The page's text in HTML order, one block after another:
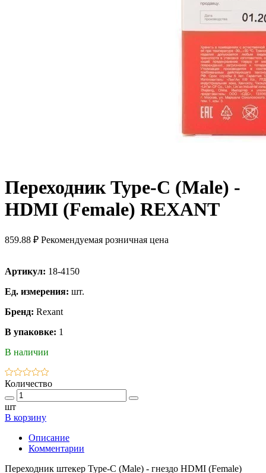
Переходник Type-C (Male) -
HDMI (Female) REXANT
859.88 ₽ Рекомендуемая розничная цена
Артикул: 18-4150
Ед. измерения: шт.
Бренд: Rexant
В упаковке: 1
В наличии
Количество
шт
В корзину
Описание
Комментарии
Переходник штекер Type-C (Male) - гнездо HDMI (Female)